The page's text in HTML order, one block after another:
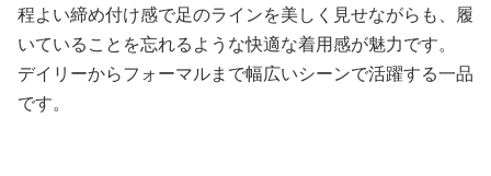
程よい締め付け感で足のラインを美しく見せながらも、履
いていることを忘れるような快適な着用感が魅力です。
デイリーからフォーマルまで幅広いシーンで活躍する一品
です。